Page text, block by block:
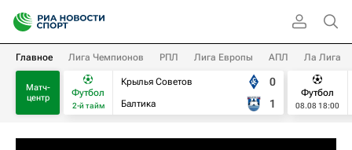
Главное Лига Чемпионов РПЛ Лига Европы АПЛ Ла Лига
Матч-
центр
Футбол
2-й тайм
Крылья Советов
Балтика
0
1
Футбол
08.08 18:00